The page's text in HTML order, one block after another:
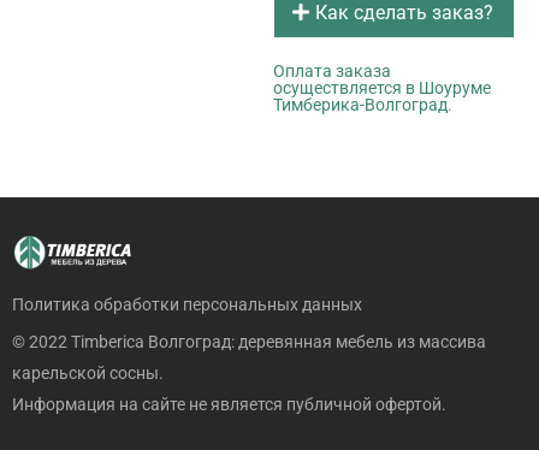
Как сделать заказ?
Оплата заказа
осуществляется в Шоуруме
Тимберика-Волгоград.
Политика обработки персональных данных
© 2022 Timberica Волгоград: деревянная мебель из массива
карельской сосны.
Информация на сайте не является публичной офертой.